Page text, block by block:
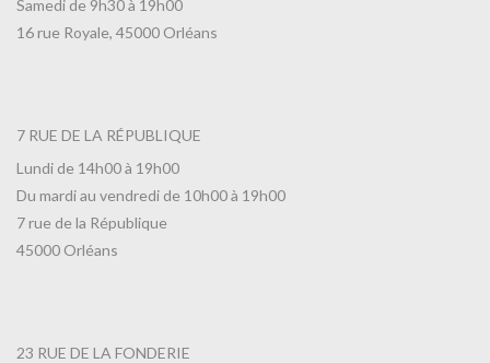
Samedi de 9h30 à 19h00
16 rue Royale, 45000 Orléans
7 RUE DE LA RÉPUBLIQUE
Lundi de 14h00 à 19h00
Du mardi au vendredi de 10h00 à 19h00
7 rue de la République
45000 Orléans
23 RUE DE LA FONDERIE